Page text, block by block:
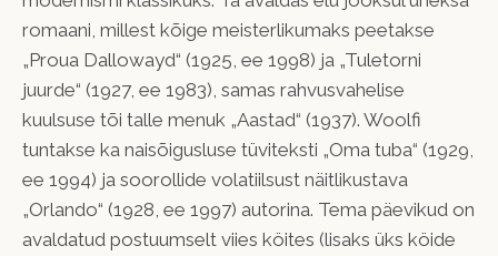
romaani, millest kõige meisterlikumaks peetakse
„Proua Dallowayd“ (1925, ee 1998) ja „Tuletorni
juurde“ (1927, ee 1983), samas rahvusvahelise
kuulsuse tõi talle menuk „Aastad“ (1937). Woolfi
tuntakse ka naisõigusluse tüviteksti „Oma tuba“ (1929,
ee 1994) ja soorollide volatiilsust näitlikustava
„Orlando“ (1928, ee 1997) autorina. Tema päevikud on
avaldatud postuumselt viies köites (lisaks üks köide